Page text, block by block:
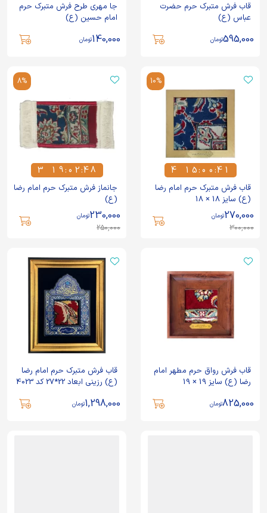
قاب فرش متبرک حرم حضرت
عباس (ع)
595,000تومان
جا مهری طرح فرش متبرک حرم
امام حسین (ع)
140,000تومان
10%
4
4
1
1
5
5
:0
0
0
0
:4
4
1
1
قاب فرش متبرک حرم امام رضا
(ع) سایز 18 × 18
300,000
270,000تومان
8%
3
3
1
1
9
9
:0
0
2
2
:4
4
8
8
جانماز فرش متبرک حرم امام رضا
(ع)
250,000
230,000تومان
قاب فرش رواق حرم مطهر امام
رضا (ع) سایز 19 × 19
825,000تومان
قاب فرش متبرک حرم امام رضا
(ع) رزینی ابعاد 22*27 کد 4023
1,298,000تومان